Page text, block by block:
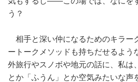
う？
相手と深い仲になるためのキラー
ートークメソッドも持ちだせるよう
外旅行やスノボや地元の話に、私は
とか「ふうん」とか空気みたいな声